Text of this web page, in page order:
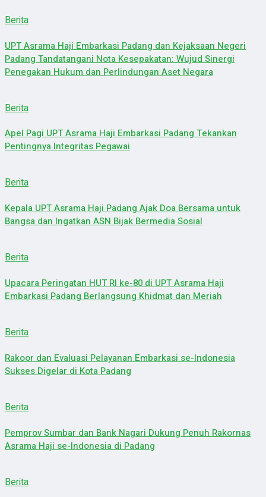
Berita
UPT Asrama Haji Embarkasi Padang dan Kejaksaan Negeri
Padang Tandatangani Nota Kesepakatan: Wujud Sinergi
Penegakan Hukum dan Perlindungan Aset Negara
Berita
Apel Pagi UPT Asrama Haji Embarkasi Padang Tekankan
Pentingnya Integritas Pegawai
Berita
Kepala UPT Asrama Haji Padang Ajak Doa Bersama untuk
Bangsa dan Ingatkan ASN Bijak Bermedia Sosial
Berita
Upacara Peringatan HUT RI ke-80 di UPT Asrama Haji
Embarkasi Padang Berlangsung Khidmat dan Meriah
Berita
Rakoor dan Evaluasi Pelayanan Embarkasi se-Indonesia
Sukses Digelar di Kota Padang
Berita
Pemprov Sumbar dan Bank Nagari Dukung Penuh Rakornas
Asrama Haji se-Indonesia di Padang
Berita